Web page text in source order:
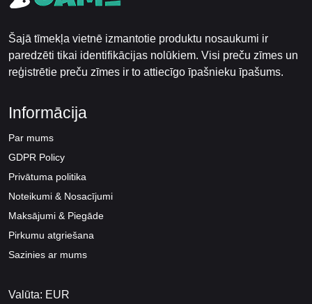
Šajā tīmekļa vietnē izmantotie produktu nosaukumi ir
paredzēti tikai identifikācijas nolūkiem. Visi preču zīmes un
reģistrētie preču zīmes ir to attiecīgo īpašnieku īpašums.
Informācija
Par mums
GDPR Policy
Privātuma politika
Noteikumi & Nosacījumi
Maksājumi & Piegāde
Pirkumu atgriešana
Sazinies ar mums
Valūta: EUR